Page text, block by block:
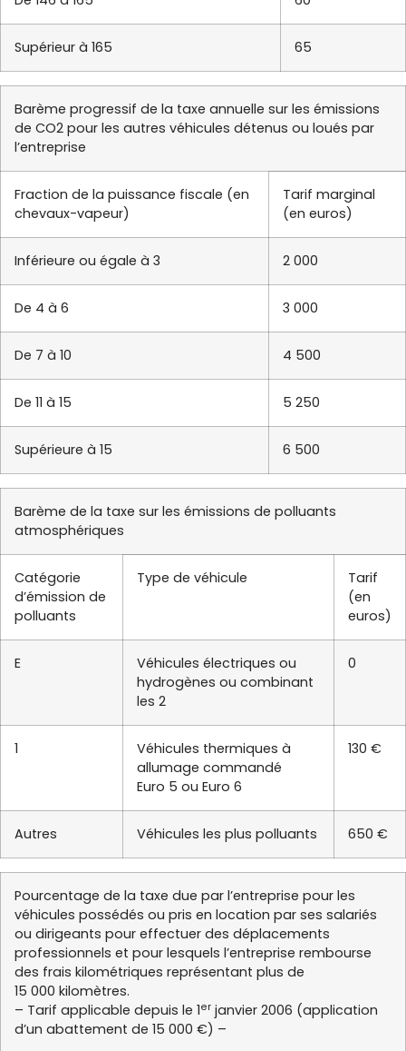
Supérieur à 165 65
Barème progressif de la taxe annuelle sur les émissions
de CO2 pour les autres véhicules détenus ou loués par
l’entreprise
Fraction de la puissance fiscale (en
chevaux-vapeur)
Tarif marginal
(en euros)
Inférieure ou égale à 3 2 000
De 4 à 6 3 000
De 7 à 10 4 500
De 11 à 15 5 250
Supérieure à 15 6 500
Barème de la taxe sur les émissions de polluants
atmosphériques
Catégorie
d’émission de
polluants
Type de véhicule
Tarif
(en
euros)
E
Véhicules électriques ou
hydrogènes ou combinant
les 2
0
1
Véhicules thermiques à
allumage commandé
Euro 5 ou Euro 6
130 €
Autres Véhicules les plus polluants 650 €
Pourcentage de la taxe due par l’entreprise pour les
véhicules possédés ou pris en location par ses salariés
ou dirigeants pour effectuer des déplacements
professionnels et pour lesquels l’entreprise rembourse
des frais kilométriques représentant plus de
15 000 kilomètres.
– Tarif applicable depuis le 1er janvier 2006 (application
d’un abattement de 15 000 €) –